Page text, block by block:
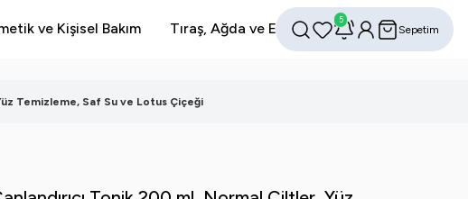
ve Kişisel Bakım Tıraş, Ağda ve Epilasyon Avantajlı Setler
Favorilerim
5
HesabımSepetim
Temizleme, Saf Su ve Lotus Çiçeği